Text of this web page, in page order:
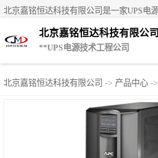
北京嘉铭恒达科技有限公司
**UPS电源技术工程公司
北京嘉铭恒达科技有限公司 -> 产品中心 ->
UPS租赁/UPS电